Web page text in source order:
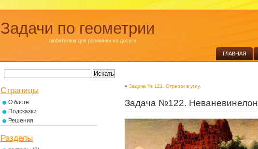
Задачи по геометрии
любителям для разминки на досуге
ГЛАВНАЯ
« Задача № 121. Отрезок в углу.
Задача №122.
Страницы
О блоге
Подсказки
Решения
Разделы